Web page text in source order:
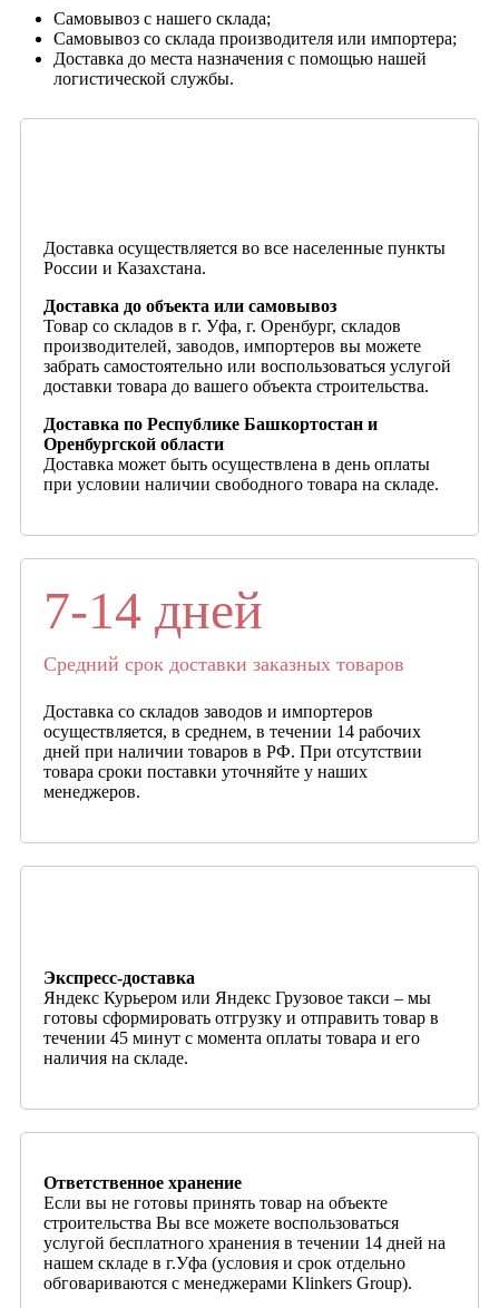
Самовывоз с нашего склада;
Самовывоз со склада производителя или импортера;
Доставка до места назначения с помощью нашей
логистической службы.
Доставка осуществляется во все населенные пункты
России и Казахстана.
Доставка до объекта или самовывоз
Товар со складов в г. Уфа, г. Оренбург, складов
производителей, заводов, импортеров вы можете
забрать самостоятельно или воспользоваться услугой
доставки товара до вашего объекта строительства.
Доставка по Республике Башкортостан и
Оренбургской области
Доставка может быть осуществлена в день оплаты
при условии наличии свободного товара на складе.
7-14 дней
Средний срок доставки заказных товаров
Доставка со складов заводов и импортеров
осуществляется, в среднем, в течении 14 рабочих
дней при наличии товаров в РФ. При отсутствии
товара сроки поставки уточняйте у наших
менеджеров.
Экспресс-доставка
Яндекс Курьером или Яндекс Грузовое такси – мы
готовы сформировать отгрузку и отправить товар в
течении 45 минут с момента оплаты товара и его
наличия на складе.
Ответственное хранение
Если вы не готовы принять товар на объекте
строительства Вы все можете воспользоваться
услугой бесплатного хранения в течении 14 дней на
нашем складе в г.Уфа (условия и срок отдельно
обговариваются с менеджерами Klinkers Group).